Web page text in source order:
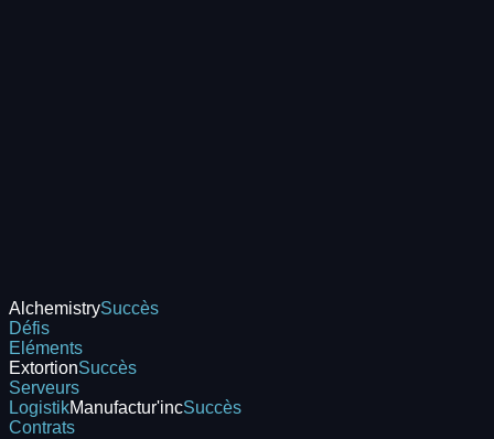
AlchemistrySuccès
Défis
Eléments
ExtortionSuccès
Serveurs
LogistikManufactur'incSuccès
Contrats